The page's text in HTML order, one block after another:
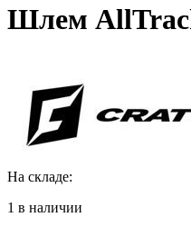
Шлем
На складе:
1 в наличии